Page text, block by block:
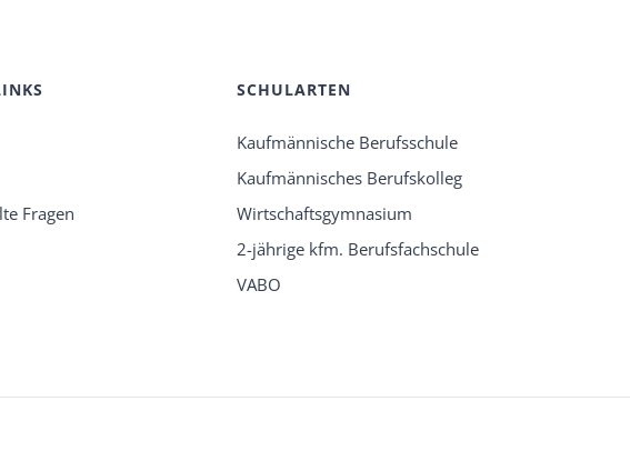
Fragen
SCHULARTEN
Kaufmännische Berufsschule
Kaufmännisches Berufskolleg
Wirtschaftsgymnasium
2-jährige kfm. Berufsfachschule
VABO